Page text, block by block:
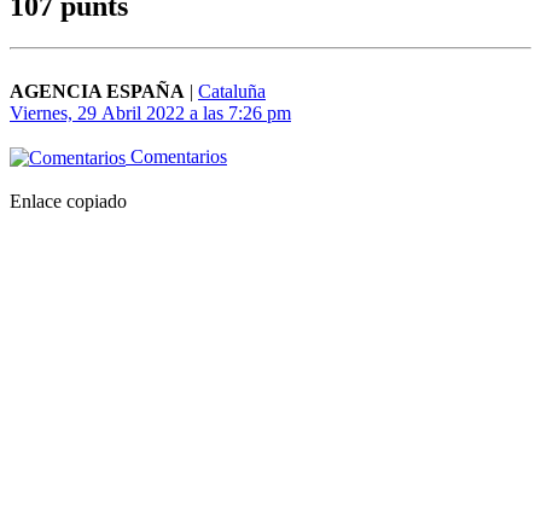
AGENCIA ESPAÑA | Cataluña
Viernes, 29 Abril 2022 a las 7:26 pm
Comentarios
Enlace copiado